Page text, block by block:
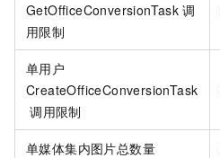
GetOfficeConversionTask 调
用限制
单用户
CreateOfficeConversionTask
调用限制
单媒体集内图片总数量